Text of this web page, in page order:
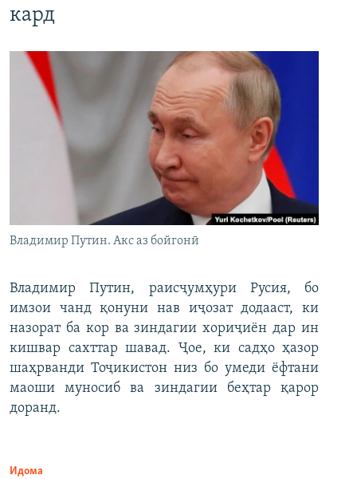
кард
Владимир Путин. Акс аз бойгонӣ
Владимир Путин, раисҷумҳури Русия, бо
имзои чанд қонуни нав иҷозат додааст, ки
назорат ба кор ва зиндагии хориҷиён дар ин
кишвар сахттар шавад. Ҷое, ки садҳо ҳазор
шаҳрванди Тоҷикистон низ бо умеди ёфтани
маоши муносиб ва зиндагии беҳтар қарор
доранд.
Идома